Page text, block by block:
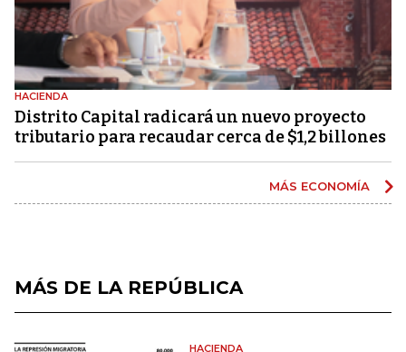
HACIENDA
Distrito Capital radicará un nuevo proyecto
tributario para recaudar cerca de $1,2 billones
MÁS ECONOMÍA
MÁS DE LA REPÚBLICA
HACIENDA